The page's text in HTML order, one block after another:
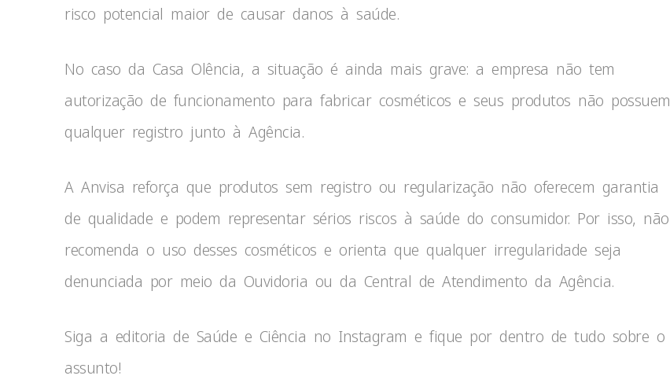
risco potencial maior de causar danos à saúde.
No caso da Casa Olência, a situação é ainda mais grave: a empresa não tem
autorização de funcionamento para fabricar cosméticos e seus produtos não possuem
qualquer registro junto à Agência.
A Anvisa reforça que produtos sem registro ou regularização não oferecem garantia
de qualidade e podem representar sérios riscos à saúde do consumidor. Por isso, não
recomenda o uso desses cosméticos e orienta que qualquer irregularidade seja
denunciada por meio da Ouvidoria ou da Central de Atendimento da Agência.
Siga a editoria de Saúde e Ciência no Instagram e fique por dentro de tudo sobre o
assunto!